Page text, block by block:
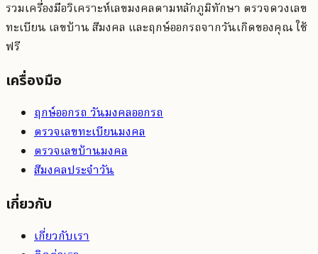
รวมเครื่องมือวิเคราะห์เลขมงคลตามหลักภูมิทักษา ตรวจดวงเลข
ทะเบียน เลขบ้าน สีมงคล และฤกษ์ออกรถจากวันเกิดของคุณ ใช้
ฟรี
เครื่องมือ
ฤกษ์ออกรถ วันมงคลออกรถ
ตรวจเลขทะเบียนมงคล
ตรวจเลขบ้านมงคล
สีมงคลประจำวัน
เกี่ยวกับ
เกี่ยวกับเรา